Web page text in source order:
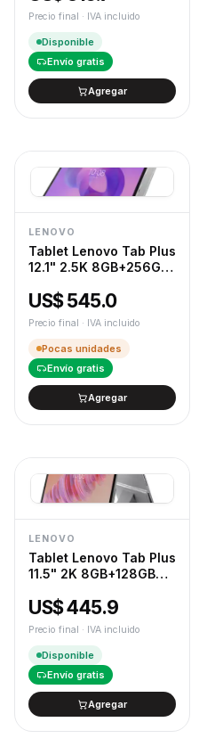
Precio final · IVA incluido
Disponible
Envío gratis
Agregar
LENOVO
Tablet Lenovo Tab Plus
12.1" 2.5K 8GB+256GB
Folio para Idea Tab
US$ 545.0
Precio final · IVA incluido
Pocas unidades
Envío gratis
Agregar
LENOVO
Tablet Lenovo Tab Plus
11.5" 2K 8GB+128GB
Speakers c/funda
AURICULARES BT
MOTO BUDS (5092)
US$ 445.9
Precio final · IVA incluido
Disponible
Envío gratis
Agregar